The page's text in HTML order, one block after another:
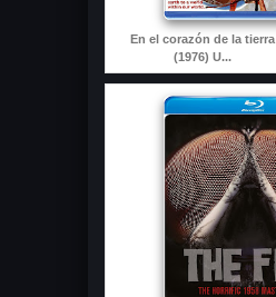
En el corazón de la tierra
(1976) U...